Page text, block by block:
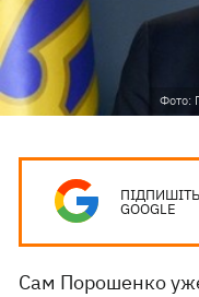
Фото:
GOOGLE
Сам Порошенко